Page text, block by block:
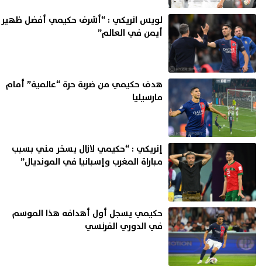
لويس انريكي : “أشرف حكيمي أفضل ظهير
أيمن في العالم”
هدف حكيمي من ضربة حرة “عالمية” أمام
مارسيليا
إنريكي : “حكيمي لازال يسخر مني بسبب
مباراة المغرب وإسبانيا في المونديال”
حكيمي يسجل أول أهدافه هذا الموسم
في الدوري الفرنسي